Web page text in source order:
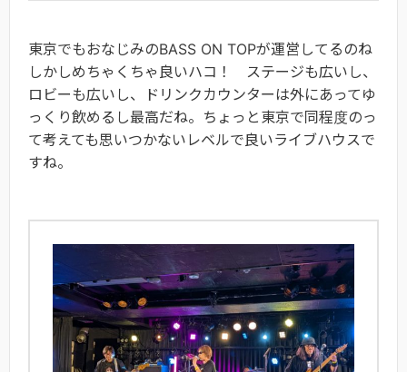
東京でもおなじみのBASS ON TOPが運営してるのね
しかしめちゃくちゃ良いハコ！ ステージも広いし、
ロビーも広いし、ドリンクカウンターは外にあってゆ
っくり飲めるし最高だね。ちょっと東京で同程度のっ
て考えても思いつかないレベルで良いライブハウスで
すね。